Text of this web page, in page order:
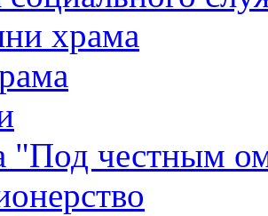
храма
"Под честным